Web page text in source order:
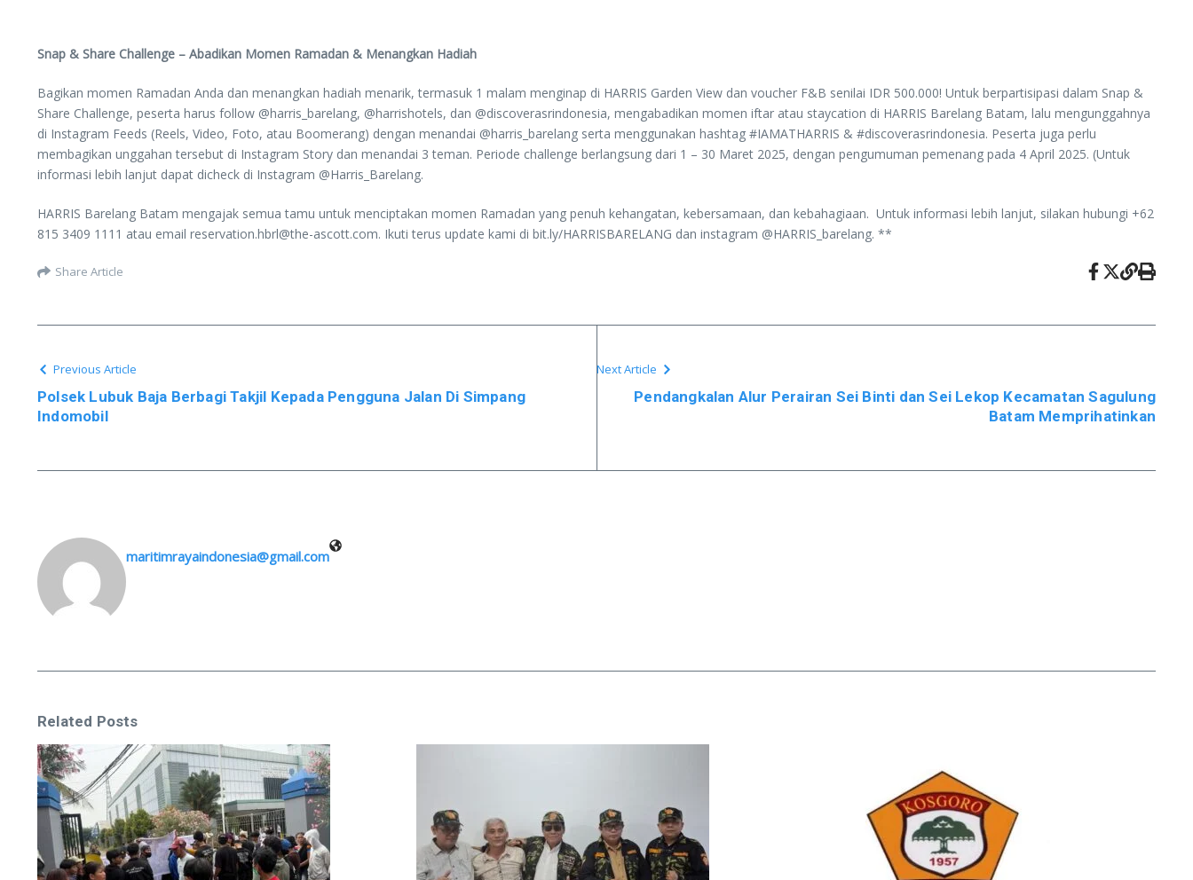
Snap & Share Challenge – Abadikan Momen Ramadan & Menangkan Hadiah
Bagikan momen Ramadan Anda dan menangkan hadiah menarik, termasuk 1 malam menginap di HARRIS Garden View dan voucher F&B senilai IDR 500.000! Untuk berpartisipasi dalam Snap &
Share Challenge, peserta harus follow @harris_barelang, @harrishotels, dan @discoverasrindonesia, mengabadikan momen iftar atau staycation di HARRIS Barelang Batam, lalu mengunggahnya
di Instagram Feeds (Reels, Video, Foto, atau Boomerang) dengan menandai @harris_barelang serta menggunakan hashtag #IAMATHARRIS & #discoverasrindonesia. Peserta juga perlu
membagikan unggahan tersebut di Instagram Story dan menandai 3 teman. Periode challenge berlangsung dari 1 – 30 Maret 2025, dengan pengumuman pemenang pada 4 April 2025. (Untuk
informasi lebih lanjut dapat dicheck di Instagram @Harris_Barelang.
HARRIS Barelang Batam mengajak semua tamu untuk menciptakan momen Ramadan yang penuh kehangatan, kebersamaan, dan kebahagiaan. Untuk informasi lebih lanjut, silakan hubungi +62
815 3409 1111 atau email reservation.hbrl@the-ascott.com. Ikuti terus update kami di bit.ly/HARRISBARELANG dan instagram @HARRIS_barelang. **
Share Article
Previous Article
Polsek Lubuk Baja Berbagi Takjil Kepada Pengguna Jalan Di Simpang
Indomobil
Next Article
Pendangkalan Alur Perairan Sei Binti dan Sei Lekop Kecamatan Sagulung
Batam Memprihatinkan
maritimrayaindonesia@gmail.com
Related Posts